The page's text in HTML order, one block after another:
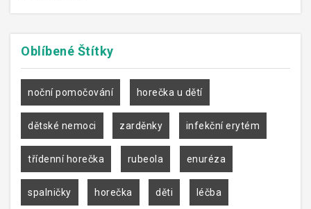
Oblíbené Štítky
noční pomočování horečka u dětí
dětské nemoci zarděnky infekční erytém
třídenní horečka rubeola enuréza
spalničky horečka děti léčba